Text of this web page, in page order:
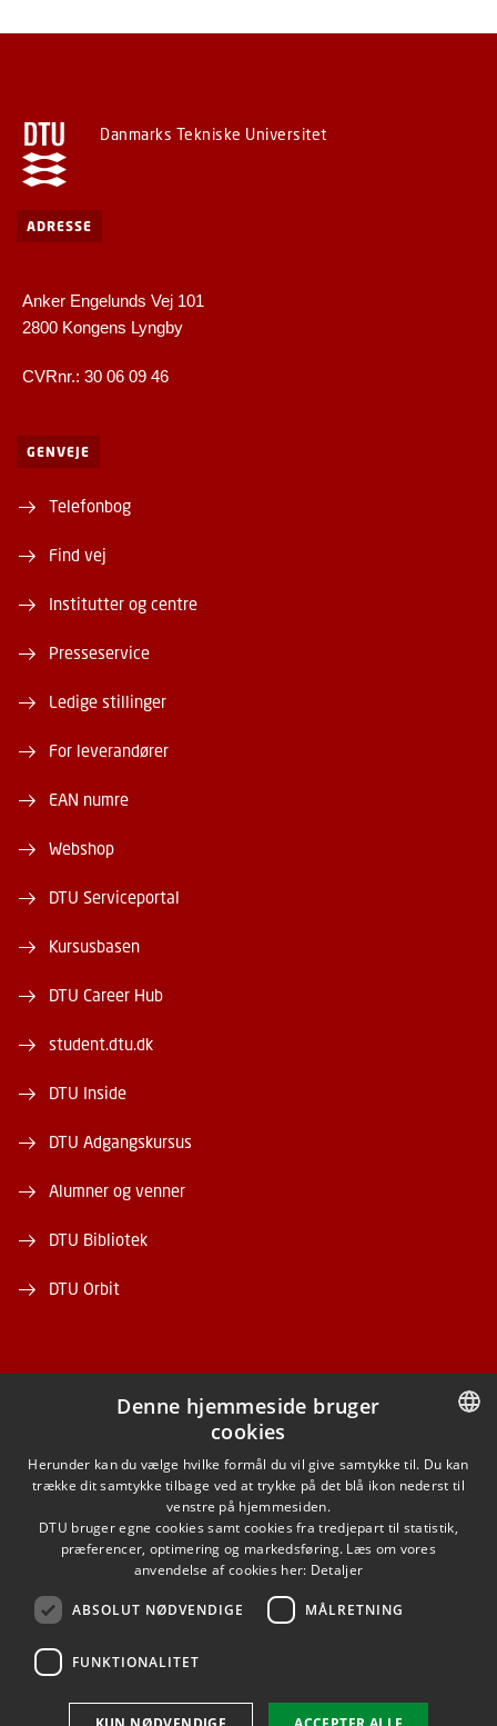
Danmarks Tekniske Universitet
ADRESSE
Anker Engelunds Vej 101
2800 Kongens Lyngby
CVRnr.: 30 06 09 46
GENVEJE
Telefonbog
Find vej
Institutter og centre
Presseservice
Ledige stillinger
For leverandører
EAN numre
Webshop
DTU Serviceportal
Kursusbasen
DTU Career Hub
student.dtu.dk
DTU Inside
DTU Adgangskursus
Alumner og venner
DTU Bibliotek
DTU Orbit
FACEBOOK
INSTAGRAM
LINKEDIN
YOUTUBE
DANISH
ENGLISH
Denne hjemmeside bruger
cookies
Herunder kan du vælge hvilke formål du vil give samtykke til. Du kan
trække dit samtykke tilbage ved at trykke på det blå ikon nederst til
venstre på hjemmesiden.
DTU bruger egne cookies samt cookies fra tredjepart til statistik,
præferencer, optimering og markedsføring. Læs om vores
anvendelse af cookies her: Detaljer
ABSOLUT NØDVENDIGE MÅLRETNING
FUNKTIONALITET